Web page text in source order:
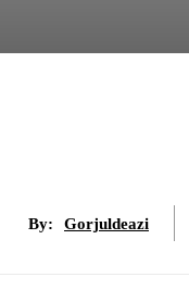
By: Gorjuldeazi